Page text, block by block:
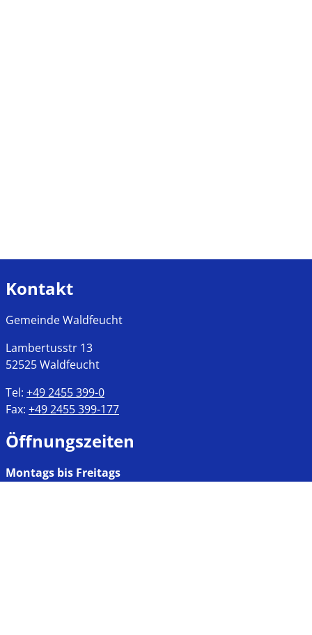
Kontakt
Gemeinde Waldfeucht
Lambertusstr 13
52525Waldfeucht
Tel: +49 2455 399-0
Fax: +49 2455 399-177
Öffnungszeiten
Montags bis Freitags